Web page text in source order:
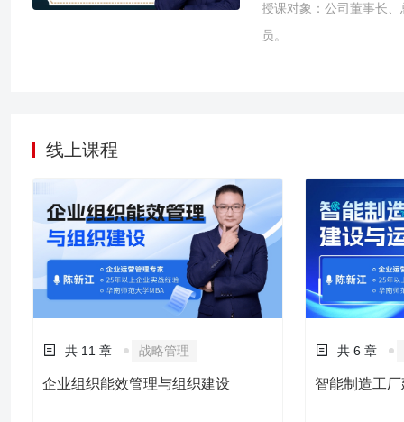
有敏锐的嗅觉，能快速
型企业。 不具有上述两
授课对象：公司董事长
员。
线上课程
共 11 章 战略管理
企业组织能效管理与组织建设
共 6 章
智能制造工